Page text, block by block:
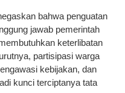
bahwa penguatan
jawab pemerintah
keterlibatan
partisipasi warga
kebijakan, dan
kunci terciptanya tata